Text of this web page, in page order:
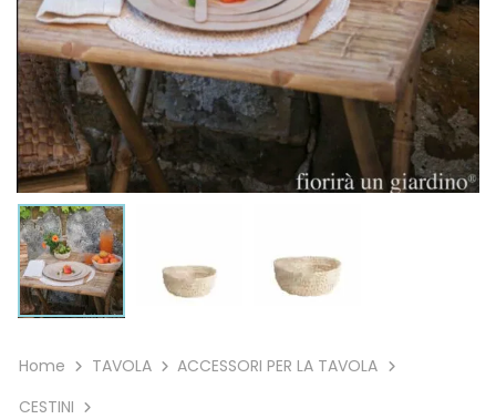
Home TAVOLA
ACCESSORI PER LA TAVOLA
CESTINI